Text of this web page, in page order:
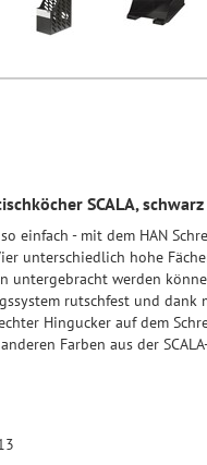
SCALA, schwarz
einfach - mit dem HAN
unterschiedlich hohe
untergebracht werden
rutschfest und dank
Hingucker auf dem
Farben aus der